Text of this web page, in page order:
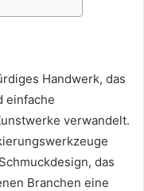
Handwerk, das
einfache
verwandelt.
das
Branchen eine